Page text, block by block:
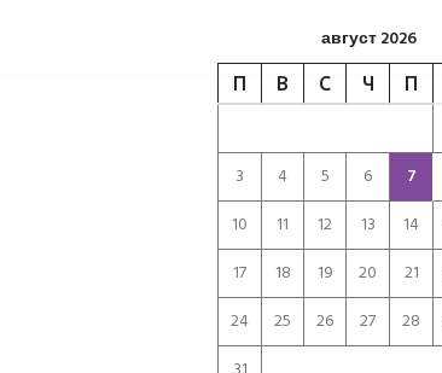
август 2026
П В С Ч П
3
4 5 6 7
10
11 12 13 14
17
18 19 20 21
24
25 26 27 28